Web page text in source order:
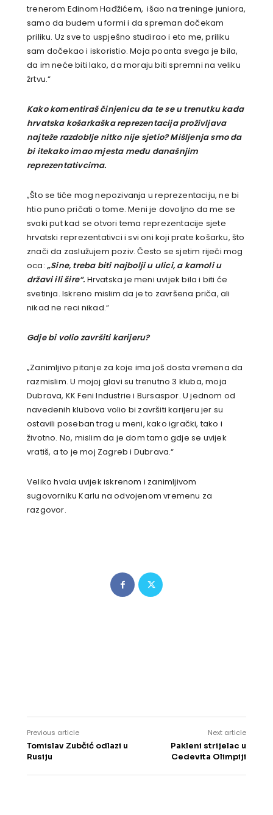
trenerom Edinom Hađžićem, išao na treninge juniora,
samo da budem u formi i da spreman dočekam
priliku. Uz sve to uspješno studirao i eto me, priliku
sam dočekao i iskoristio. Moja poanta svega je bila,
da im neće biti lako, da moraju biti spremni na veliku
žrtvu.“
Kako komentiraš činjenicu da te se u trenutku kada
hrvatska košarkaška reprezentacija proživljava
najteže razdoblje nitko nije sjetio? Mišljenja smo da
bi itekako imao mjesta među današnjim
reprezentativcima.
„Što se tiče mog nepozivanja u reprezentaciju, ne bi
htio puno pričati o tome. Meni je dovoljno da me se
svaki put kad se otvori tema reprezentacije sjete
hrvatski reprezentativci i svi oni koji prate košarku, što
znači da zaslužujem poziv. Često se sjetim riječi mog
oca: „Sine, treba biti najbolji u ulici, a kamoli u
državi ili šire“. Hrvatska je meni uvijek bila i biti će
svetinja. Iskreno mislim da je to završena priča, ali
nikad ne reci nikad.“
Gdje bi volio završiti karijeru?
„Zanimljivo pitanje za koje ima još dosta vremena da
razmislim. U mojoj glavi su trenutno 3 kluba, moja
Dubrava, KK Feni Industrie i Bursaspor. U jednom od
navedenih klubova volio bi završiti karijeru jer su
ostavili poseban trag u meni, kako igrački, tako i
životno. No, mislim da je dom tamo gdje se uvijek
vratiš, a to je moj Zagreb i Dubrava.“
Veliko hvala uvijek iskrenom i zanimljivom
sugovorniku Karlu na odvojenom vremenu za
razgovor.
Previous article
Tomislav Zubčić odlazi u
Rusiju
Next article
Pakleni strijelac u
Cedevita Olimpiji